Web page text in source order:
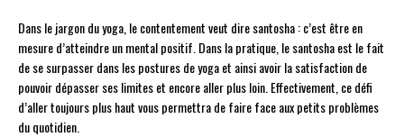
Dans le jargon du yoga, le contentement veut dire santosha : c’est être en
mesure d’atteindre un mental positif. Dans la pratique, le santosha est le fait
de se surpasser dans les postures de yoga et ainsi avoir la satisfaction de
pouvoir dépasser ses limites et encore aller plus loin. Effectivement, ce défi
d’aller toujours plus haut vous permettra de faire face aux petits problèmes
du quotidien.